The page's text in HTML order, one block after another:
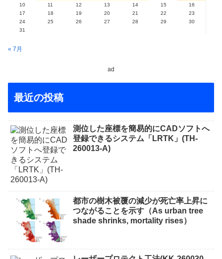
10
11 12 13 14 15
16
17
18 19 20 21 22
23
24
25 26 27 28 29
30
31
« 7月
ad
最近の投稿
測位した座標を簡易的にCADソフトへ
登録できるシステム「LRTK」(TH-
260013-A)
都市の樹木被覆の減少が死亡率上昇に
つながることを示す（As urban tree
shade shrinks, mortality rises）